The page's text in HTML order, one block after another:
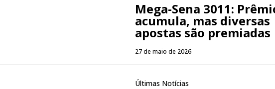
Mega-Sena 3011:
acumula, mas diversas
apostas são premiadas
27 de maio de 2026
Últimas Notícias